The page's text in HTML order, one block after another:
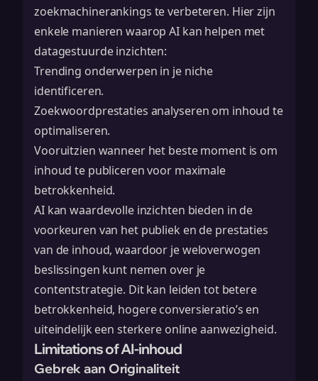
zoekmachinerankings te verbeteren. Hier zijn
enkele manieren waarop AI kan helpen met
datagestuurde inzichten:
Trending onderwerpen in je niche
identificeren.
Zoekwoordprestaties analyseren om inhoud te
optimaliseren.
Vooruitzien wanneer het beste moment is om
inhoud te publiceren voor maximale
betrokkenheid.
AI kan waardevolle inzichten bieden in de
voorkeuren van het publiek en de prestaties
van de inhoud, waardoor je weloverwogen
beslissingen kunt nemen over je
contentstrategie. Dit kan leiden tot betere
betrokkenheid, hogere conversieratio’s en
uiteindelijk een sterkere online aanwezigheid.
Limitations of AI-inhoud
Gebrek aan Originaliteit